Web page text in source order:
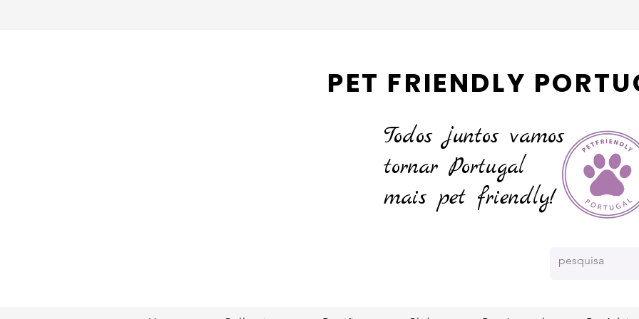
PET FRIENDLY
Todos juntos vamos
tornarPortugal
mais pet friendly!